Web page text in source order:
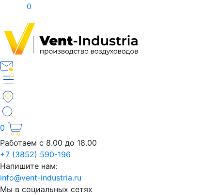
0
0
Работаем с 8.00 до 18.00
+7 (3852) 590-196
Напишите нам:
info@vent-industria.ru
Мы в социальных сетях